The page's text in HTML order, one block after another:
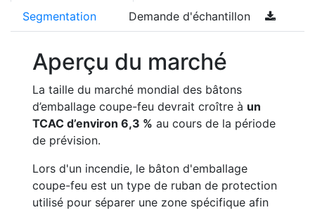
Segmentation Demande d'échantillon
Aperçu du marché
La taille du marché mondial des bâtons
d’emballage coupe-feu devrait croître à un
TCAC d’environ 6,3 % au cours de la période
de prévision.
Lors d'un incendie, le bâton d'emballage
coupe-feu est un type de ruban de protection
utilisé pour séparer une zone spécifique afin